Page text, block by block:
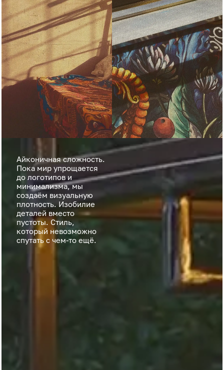
Айконичная сложность.
Пока мир упрощается
до логотипов и
минимализма, мы
создаём визуальную
плотность. Изобилие
деталей вместо
пустоты. Стиль,
который невозможно
спутать с чем-то ещё.